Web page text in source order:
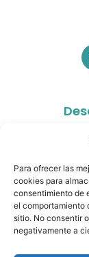
Para ofrecer las
cookies para
consentimiento de
el comportamiento
sitio. No consentir
negativamente a